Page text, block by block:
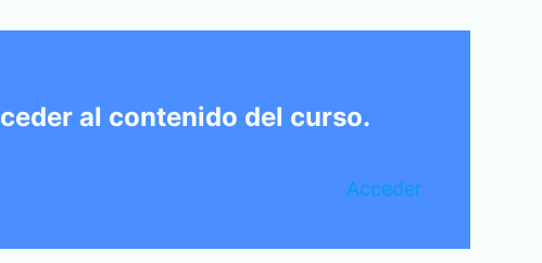
al contenido del curso.
Acceder